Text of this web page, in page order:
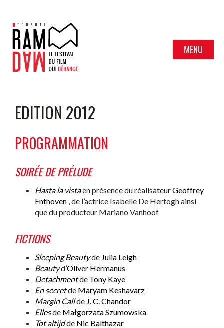
MENU
EDITION 2012
PROGRAMMATION
SOIRÉE DE PRÉLUDE
Hasta la vistaen présence du réalisateurGeoffrey
Enthoven , de l’actrice Isabelle De Hertogh ainsi
que du producteur Mariano Vanhoof
FICTIONS
Sleeping Beautyde Julia Leigh
Beautyd’Oliver Hermanus
Detachmentde Tony Kaye
En secretde Maryam Keshavarz
Margin Callde J. C. Chandor
Ellesde Małgorzata Szumowska
Tot altijdde Nic Balthazar